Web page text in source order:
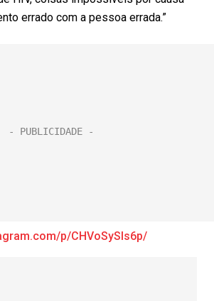
errado com a pessoa errada.”
p/CHVoSySls6p/